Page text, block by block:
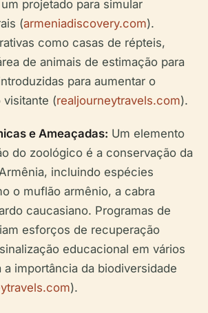
projetado para simular
(armeniadiscovery.com).
como casas de répteis,
de animais de estimação para
para aumentar o
visitante (realjourneytravels.com).
e Ameaçadas: Um elemento
do zoológico é a conservação da
incluindo espécies
o muflão armênio, a cabra
caucasiano. Programas de
esforços de recuperação
educacional em vários
a importância da biodiversidade
).